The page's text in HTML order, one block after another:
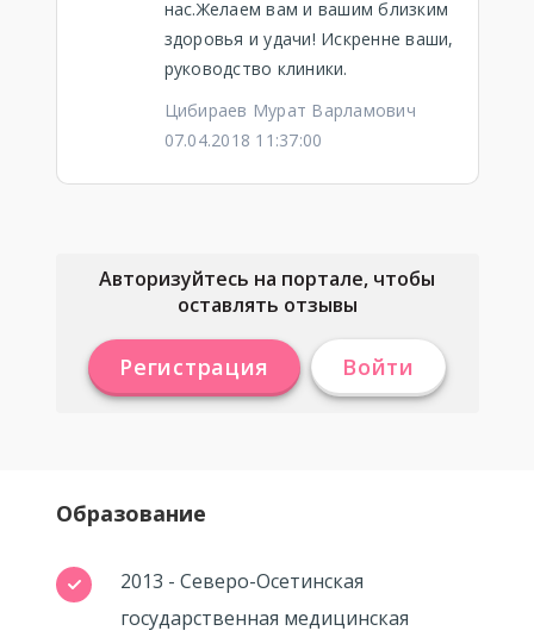
нас.Желаем вам и вашим близким
здоровья и удачи! Искренне ваши,
руководство клиники.
Цибираев Мурат Варламович
07.04.2018 11:37:00
Авторизуйтесь на портале, чтобы
оставлять отзывы
Регистрация Войти
Образование
2013 - Северо-Осетинская
государственная медицинская